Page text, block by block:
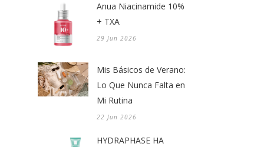
Anua Niacinamide 10%
+ TXA
29 Jun 2026
Mis Básicos de Verano:
Lo Que Nunca Falta en
Mi Rutina
22 Jun 2026
HYDRAPHASE HA